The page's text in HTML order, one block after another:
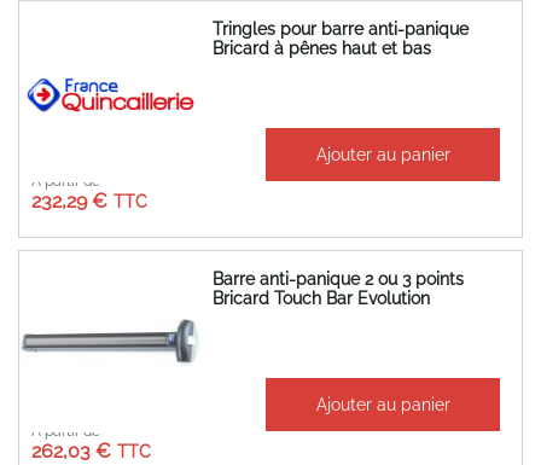
Tringles pour barre anti-panique
Bricard à pênes haut et bas
À partir de
232,29 €
Ajouter au panier
Barre anti-panique 2 ou 3 points
Bricard Touch Bar Evolution
À partir de
262,03 €
Ajouter au panier